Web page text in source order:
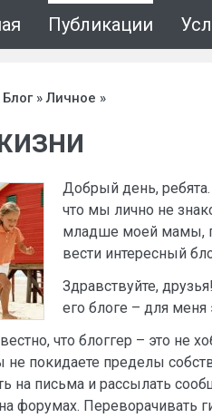
Публикации
Блог»Личное »
Добрый день,
что мы лично не
младше моей мамы,
вести интересный
Здравствуйте,
его блоге – для меня
что блоггер – это не
покидаете пределы
на письма и рассылать
форумах. Переворачивать